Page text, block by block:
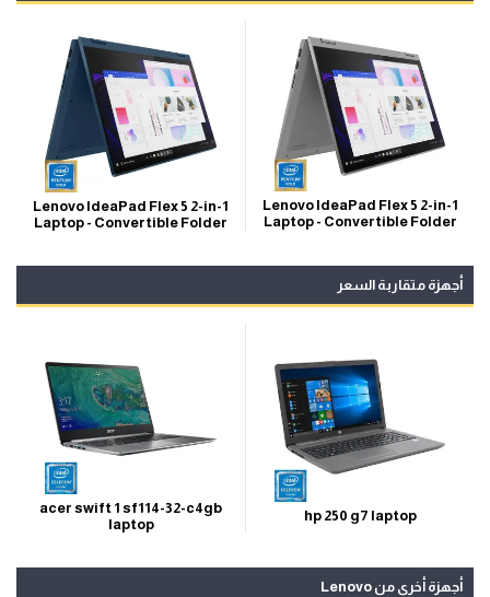
Lenovo IdeaPad Flex 5 2-in-1
Laptop - Convertible Folder
Lenovo IdeaPad Flex 5 2-in-1
Laptop - Convertible Folder
أجهزة متقاربة السعر
hp 250 g7 laptop
acer swift 1 sf114-32-c4gb
laptop
أجهزة أخرى من Lenovo